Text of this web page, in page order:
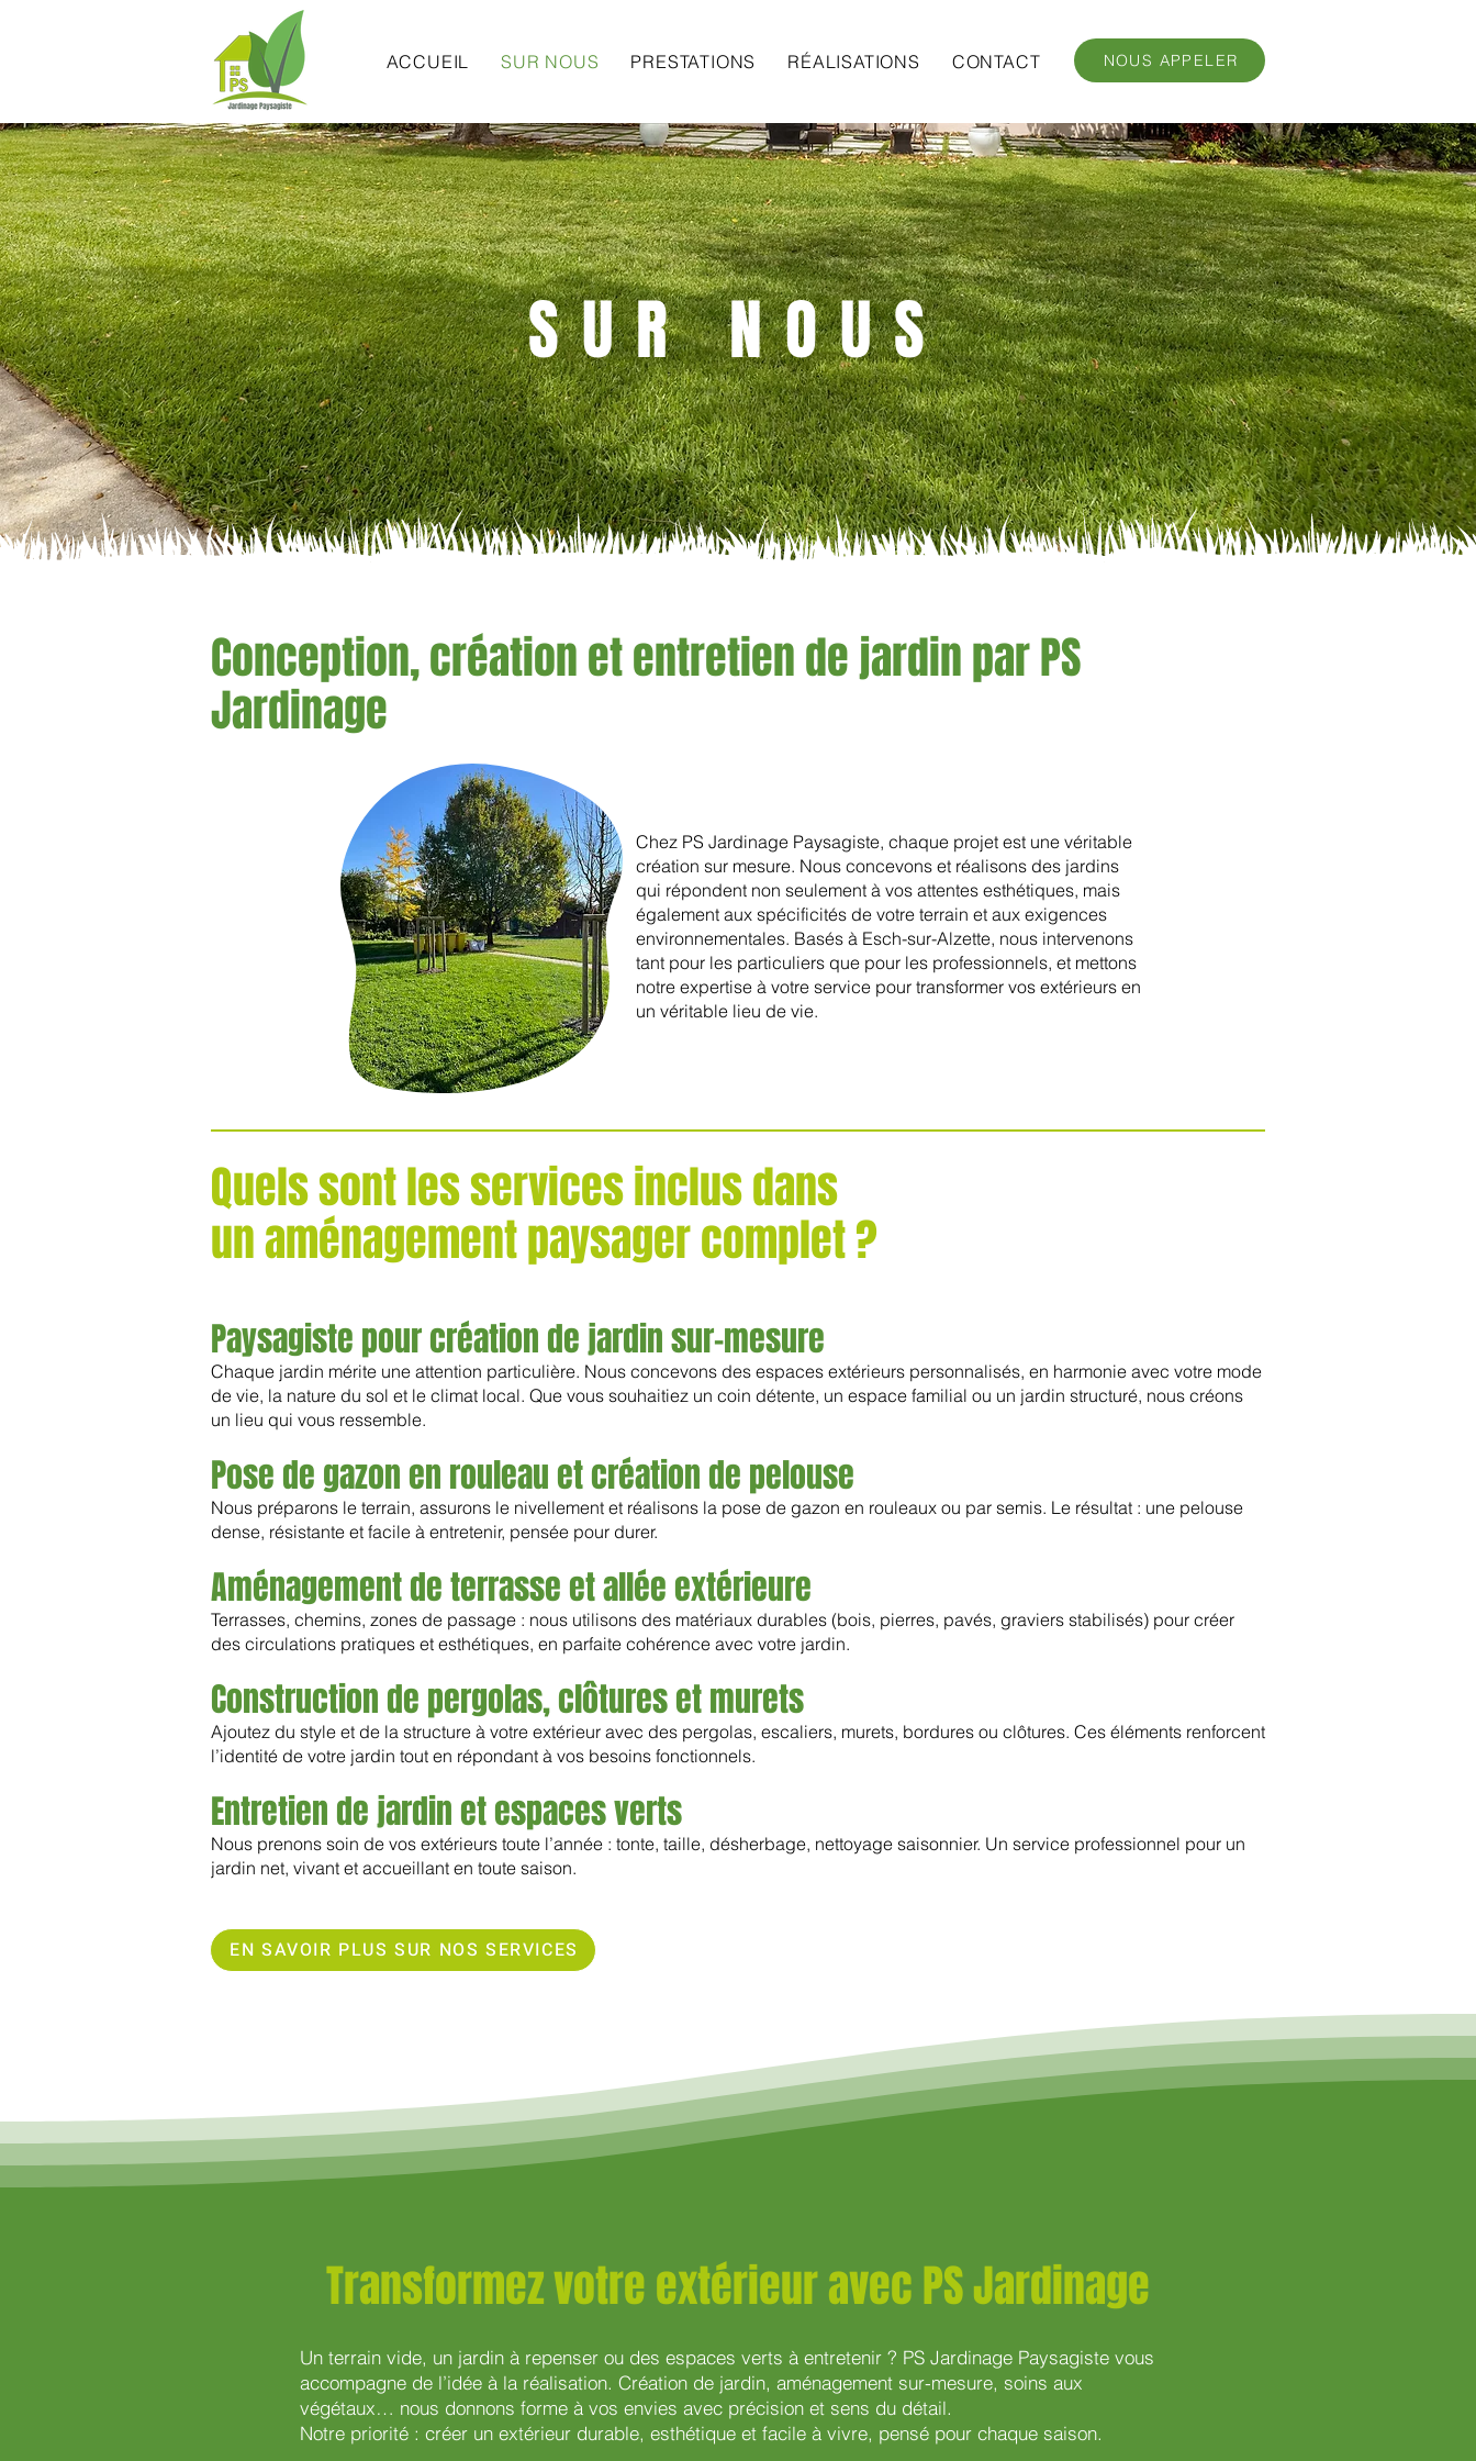
ACCUEIL SUR NOUS PRESTATIONS RÉALISATIONS CONTACT NOUS APPELER
SUR NOUS
Conception, création et entretien de jardin par PS
Jardinage
Chez PS Jardinage Paysagiste, chaque projet est une véritable
création sur mesure. Nous concevons et réalisons des jardins
qui répondent non seulement à vos attentes esthétiques, mais
également aux spécificités de votre terrain et aux exigences
environnementales. Basés à Esch-sur-Alzette, nous intervenons
tant pour les particuliers que pour les professionnels, et mettons
notre expertise à votre service pour transformer vos extérieurs en
un véritable lieu de vie.
Quels sont les services inclus dans
un aménagement paysager complet ?
Paysagiste pour création de jardin sur-mesure
Chaque jardin mérite une attention particulière. Nous concevons des espaces extérieurs personnalisés, en harmonie avec votre mode
de vie, la nature du sol et le climat local. Que vous souhaitiez un coin détente, un espace familial ou un jardin structuré, nous créons
un lieu qui vous ressemble.
Pose de gazon en rouleau et création de pelouse
Nous préparons le terrain, assurons le nivellement et réalisons la pose de gazon en rouleaux ou par semis. Le résultat : une pelouse
dense, résistante et facile à entretenir, pensée pour durer.
Aménagement de terrasse et allée extérieure
Terrasses, chemins, zones de passage : nous utilisons des matériaux durables (bois, pierres, pavés, graviers stabilisés) pour créer
des circulations pratiques et esthétiques, en parfaite cohérence avec votre jardin.
Construction de pergolas, clôtures et murets
Ajoutez du style et de la structure à votre extérieur avec des pergolas, escaliers, murets, bordures ou clôtures. Ces éléments renforcent
l’identité de votre jardin tout en répondant à vos besoins fonctionnels.
Entretien de jardin et espaces verts
Nous prenons soin de vos extérieurs toute l’année : tonte, taille, désherbage, nettoyage saisonnier. Un service professionnel pour un
jardin net, vivant et accueillant en toute saison.
EN SAVOIR PLUS SUR NOS SERVICES
Transformez votre extérieur avec PS Jardinage
Un terrain vide, un jardin à repenser ou des espaces verts à entretenir ? PS Jardinage Paysagiste vous
accompagne de l’idée à la réalisation. Création de jardin, aménagement sur-mesure, soins aux
végétaux… nous donnons forme à vos envies avec précision et sens du détail.
Notre priorité : créer un extérieur durable, esthétique et facile à vivre, pensé pour chaque saison.